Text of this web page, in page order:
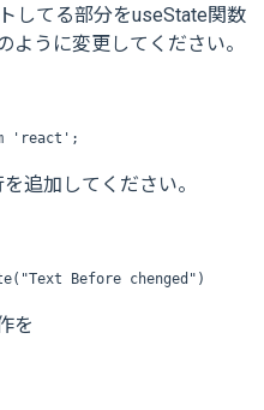
してる部分をuseState関数
うに変更してください。
'react' ;
追加してください。
( "Text Before chenged" )
を